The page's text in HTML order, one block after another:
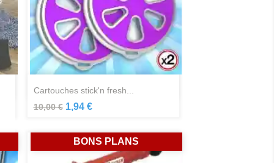
cartouches stick'n fresh...
10,00 € 1,94 €
BONS PLANS